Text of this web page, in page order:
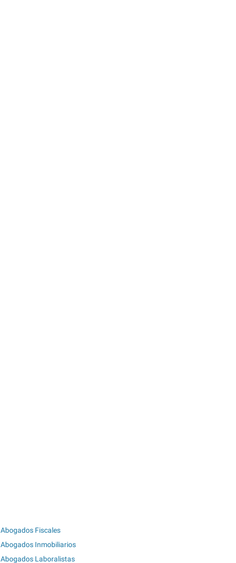
Abogados Fiscales
Abogados Inmobiliarios
Abogados Laboralistas